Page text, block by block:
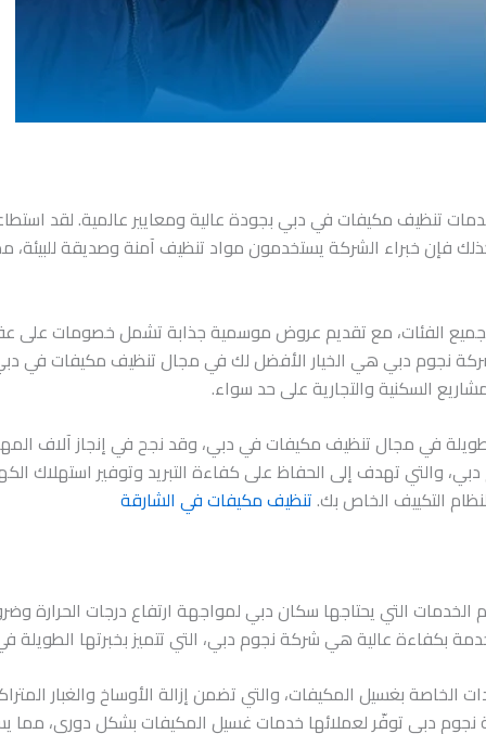
تنظيف مكيفات في دبي بجودة عالية ومعايير عالمية. لقد
فإن خبراء الشركة يستخدمون مواد تنظيف آمنة وصديقة
الفئات، مع تقديم عروض موسمية جذابة تشمل خصومات على
نجوم دبي هي الخيار الأفضل لك في مجال تنظيف مكيفات في
السكنية والتجارية على حد سواء.
في مجال تنظيف مكيفات في دبي، وقد نجح في إنجاز آلاف
والتي تهدف إلى الحفاظ على كفاءة التبريد وتوفير استهلاك
التكييف الخاص بك.تنظيف مكيفات في الشارقة
التي يحتاجها سكان دبي لمواجهة ارتفاع درجات الحرارة
بكفاءة عالية هي شركة نجوم دبي، التي تتميز بخبرتها
الخاصة بغسيل المكيفات، والتي تضمن إزالة الأوساخ والغبار
دبي توفّر لعملائها خدمات غسيل المكيفات بشكل دوري، مما